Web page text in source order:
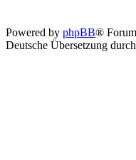
Powered by phpBB®
Deutsche Übersetzung durch